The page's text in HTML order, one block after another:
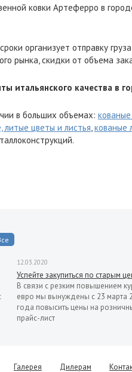
ковки Артеферро в
организует отправку
рынка, скидки от объема
итальянского качества в
в больших объемах:
литые цветы и листья,кованые
12.03.2020
Успейте закупиться по старым
В связи с резким повышением
евро мы вынуждены с 23 марта
года повысить цены на
прайс-лист
Галерея Дилерам